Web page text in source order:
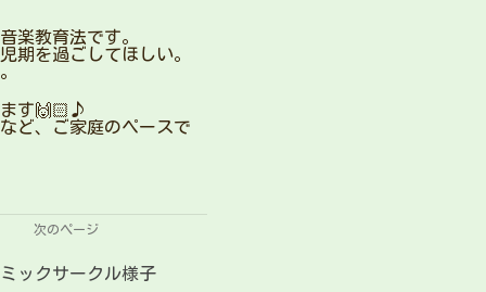
楽教育法です。
期を過ごしてほしい。
す🙌🏻♪
ど、ご家庭のペースで
次のページ
ックサークル様子